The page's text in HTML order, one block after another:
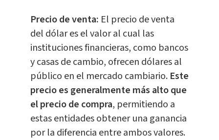
Precio de venta: El precio de venta
del dólar es el valor al cual las
instituciones financieras, como bancos
y casas de cambio, ofrecen dólares al
público en el mercado cambiario. Este
precio es generalmente más alto que
el precio de compra, permitiendo a
estas entidades obtener una ganancia
por la diferencia entre ambos valores.